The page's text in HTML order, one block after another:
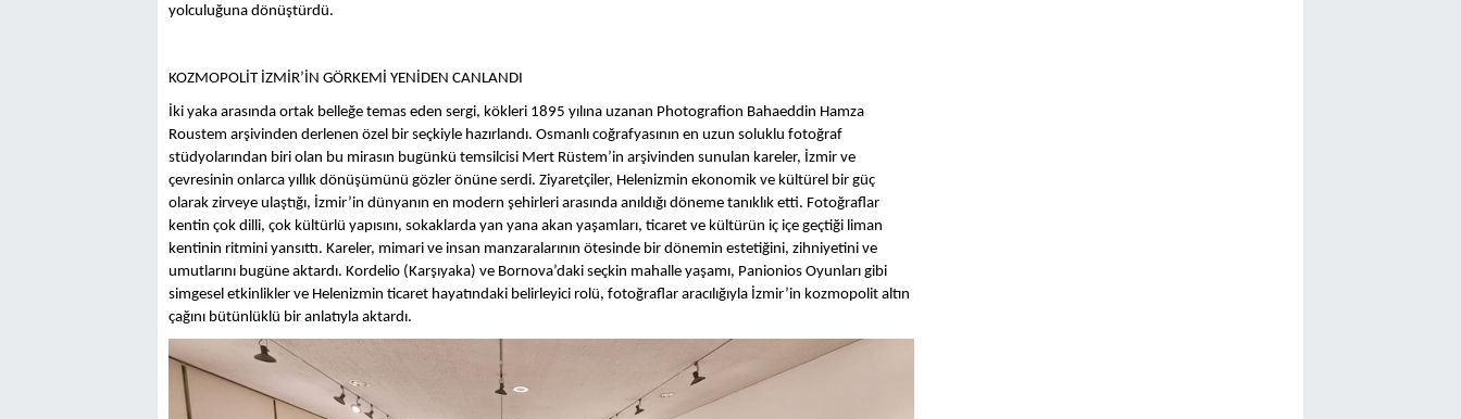
yolculuğuna dönüştürdü.
KOZMOPOLİT İZMİR’İN GÖRKEMİ YENİDEN CANLANDI
İki yaka arasında ortak belleğe temas eden sergi, kökleri 1895 yılına uzanan Photografion Bahaeddin Hamza
Roustem arşivinden derlenen özel bir seçkiyle hazırlandı. Osmanlı coğrafyasının en uzun soluklu fotoğraf
stüdyolarından biri olan bu mirasın bugünkü temsilcisi Mert Rüstem’in arşivinden sunulan kareler, İzmir ve
çevresinin onlarca yıllık dönüşümünü gözler önüne serdi. Ziyaretçiler, Helenizmin ekonomik ve kültürel bir güç
olarak zirveye ulaştığı, İzmir’in dünyanın en modern şehirleri arasında anıldığı döneme tanıklık etti. Fotoğraflar
kentin çok dilli, çok kültürlü yapısını, sokaklarda yan yana akan yaşamları, ticaret ve kültürün iç içe geçtiği liman
kentinin ritmini yansıttı. Kareler, mimari ve insan manzaralarının ötesinde bir dönemin estetiğini, zihniyetini ve
umutlarını bugüne aktardı. Kordelio (Karşıyaka) ve Bornova’daki seçkin mahalle yaşamı, Panionios Oyunları gibi
simgesel etkinlikler ve Helenizmin ticaret hayatındaki belirleyici rolü, fotoğraflar aracılığıyla İzmir’in kozmopolit altın
çağını bütünlüklü bir anlatıyla aktardı.